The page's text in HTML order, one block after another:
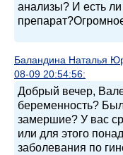
анализы? И есть
Баландина Наталья
08-09 20:54:56:
Добрый вечер,
беременность?
замершие? У вас
или для этого
заболевания по